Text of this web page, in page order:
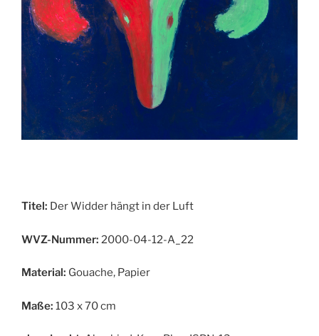
Titel: Der Widder hängt in der Luft
WVZ-Nummer: 2000-04-12-A_22
Material: Gouache, Papier
Maße: 103 x 70 cm